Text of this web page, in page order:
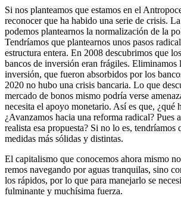
Si nos planteamos que estamos en el
reconocer que ha habido una serie de crisis.
podemos plantearnos la normalización de la
Tendríamos que plantearnos unos pasos
estructura entera. En 2008 descubrimos que
bancos de inversión eran frágiles. Eliminamos
inversión, que fueron absorbidos por los
2020 no hubo una crisis bancaria. Lo que
mercado de bonos mismo podría verse
necesita el apoyo monetario. Así es que, ¿qué
¿Avanzamos hacia una reforma radical? Pues
realista esa propuesta? Si no lo es, tendríamos
medidas más sólidas y distintas.
El capitalismo que conocemos ahora mismo
remos navegando por aguas tranquilas, sino
los rápidos, por lo que para manejarlo se
fulminante y muchísima fuerza.